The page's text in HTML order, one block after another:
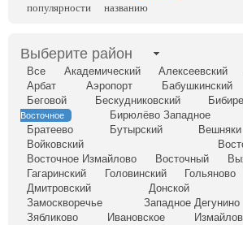
популярности
названию
Выберите район
Все Академический Алексеевский
Арбат
Аэропорт Бабушкинский
Беговой
Бескудниковский
Восточное
Бирюлёво Западное
Братеево
Бутырский Вешняки
Войковский
Восточное Измайлово
Восточный
Гагаринский
Головинский Гольяново
Дмитровский
Донской
Замоскворечье
Западное Дегунино
Зябликово
Ивановское